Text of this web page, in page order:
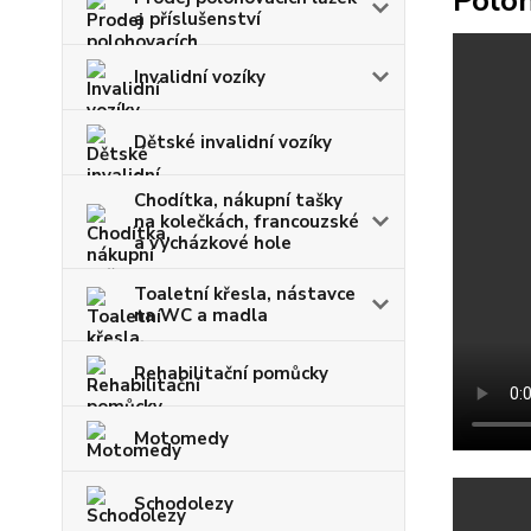
a příslušenství
Invalidní vozíky
Dětské invalidní vozíky
Chodítka, nákupní tašky
na kolečkách, francouzské
a vycházkové hole
Toaletní křesla, nástavce
na WC a madla
Rehabilitační pomůcky
Motomedy
Schodolezy